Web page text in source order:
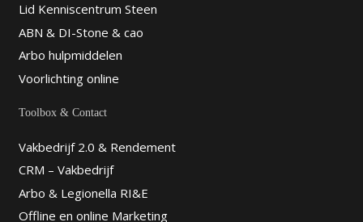
Lid Kenniscentrum Steen
ABN & DI-Stone & cao
Arbo hulpmiddelen
Voorlichting online
Toolbox & Contact
Vakbedrijf 2.0 & Rendement
CRM – Vakbedrijf
Arbo & Legionella RI&E
Offline en online Marketing